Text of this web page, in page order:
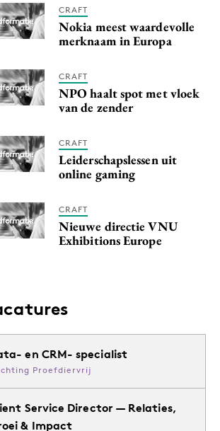
CRAFT
Nokia meest waardevolle
merknaam in Europa
CRAFT
NPO haalt spot met vloek
van de zender
CRAFT
Leiderschapslessen uit
online gaming
CRAFT
Nieuwe directie VNU
Exhibitions Europe
en CRM- specialist
Proefdiervrij
Service Director — Relaties,
& Impact